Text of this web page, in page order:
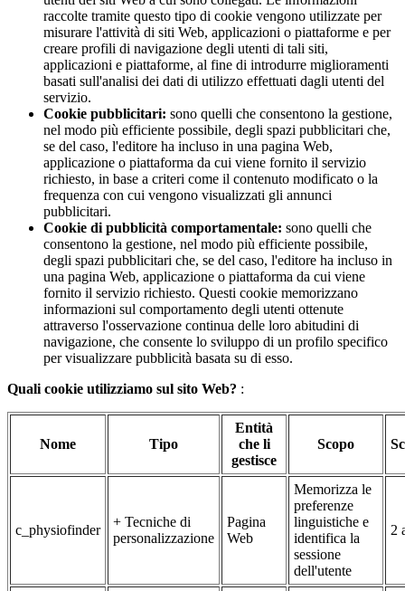
raccolte tramite questo tipo di cookie vengono utilizzate per
misurare l'attività di siti Web, applicazioni o piattaforme e per
creare profili di navigazione degli utenti di tali siti,
applicazioni e piattaforme, al fine di introdurre miglioramenti
basati sull'analisi dei dati di utilizzo effettuati dagli utenti del
servizio.
Cookie pubblicitari: sono quelli che consentono la gestione,
nel modo più efficiente possibile, degli spazi pubblicitari che,
se del caso, l'editore ha incluso in una pagina Web,
applicazione o piattaforma da cui viene fornito il servizio
richiesto, in base a criteri come il contenuto modificato o la
frequenza con cui vengono visualizzati gli annunci
pubblicitari.
Cookie di pubblicità comportamentale: sono quelli che
consentono la gestione, nel modo più efficiente possibile,
degli spazi pubblicitari che, se del caso, l'editore ha incluso in
una pagina Web, applicazione o piattaforma da cui viene
fornito il servizio richiesto. Questi cookie memorizzano
informazioni sul comportamento degli utenti ottenute
attraverso l'osservazione continua delle loro abitudini di
navigazione, che consente lo sviluppo di un profilo specifico
per visualizzare pubblicità basata su di esso.
Quali cookie utilizziamo sul sito Web? :
Nome Tipo
Entità
che li
gestisce
Scopo
c_physiofinder
+ Tecniche di
personalizzazione
Pagina
Web
Memorizza le
preferenze
linguistiche e
identifica la
sessione
dell'utente
2